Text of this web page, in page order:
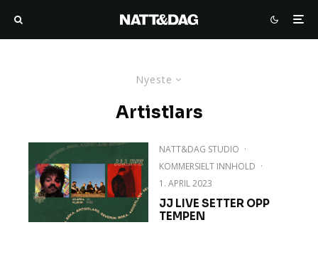
Nyeste
Artistlars
NATT&DAG STUDIO ·
KOMMERSIELT INNHOLD ·
1. APRIL 2023
JJ LIVE SETTER OPP
TEMPEN